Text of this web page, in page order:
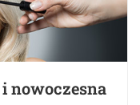
nowoczesna